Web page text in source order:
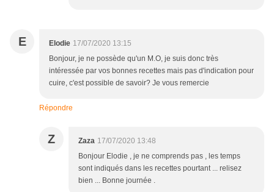
E Elodie 17/07/2020 13:15
Bonjour, je ne possède qu'un M.O, je suis donc très
intéressée par vos bonnes recettes mais pas d'indication pour
cuire, c'est possible de savoir? Je vous remercie
Répondre
Z Zaza 17/07/2020 13:48
Bonjour Elodie , je ne comprends pas , les temps
sont indiqués dans les recettes pourtant ... relisez
bien ... Bonne journée .